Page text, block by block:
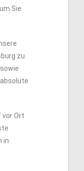
Sie
zu
vor Ort
in